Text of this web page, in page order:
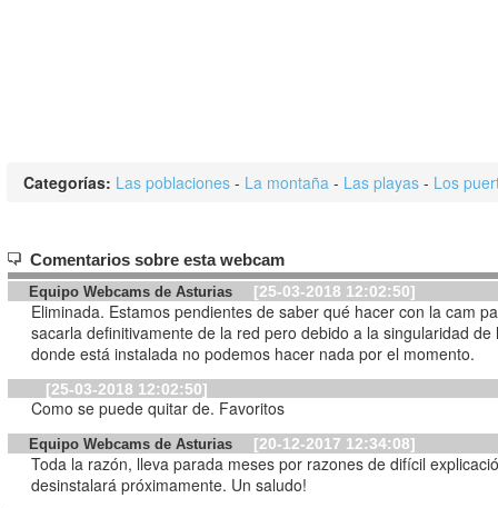
Categorías: Las poblaciones - La montaña - Las playas - Los
Comentarios sobre esta webcam
Equipo Webcams de Asturias [25-03-2018 12:02:50]
Eliminada. Estamos pendientes de saber qué hacer con la cam
sacarla definitivamente de la red pero debido a la singularidad de
donde está instalada no podemos hacer nada por el momento.
[25-03-2018 12:02:50]
Como se puede quitar de. Favoritos
Equipo Webcams de Asturias [20-12-2017 12:34:08]
Toda la razón, lleva parada meses por razones de difícil
desinstalará próximamente. Un saludo!